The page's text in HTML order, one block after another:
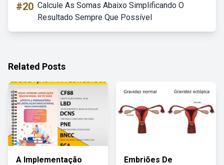
#20 Calcule As Somas Abaixo Simplificando O
Resultado Sempre Que Possível
Related Posts
A Implementação
Embriões De